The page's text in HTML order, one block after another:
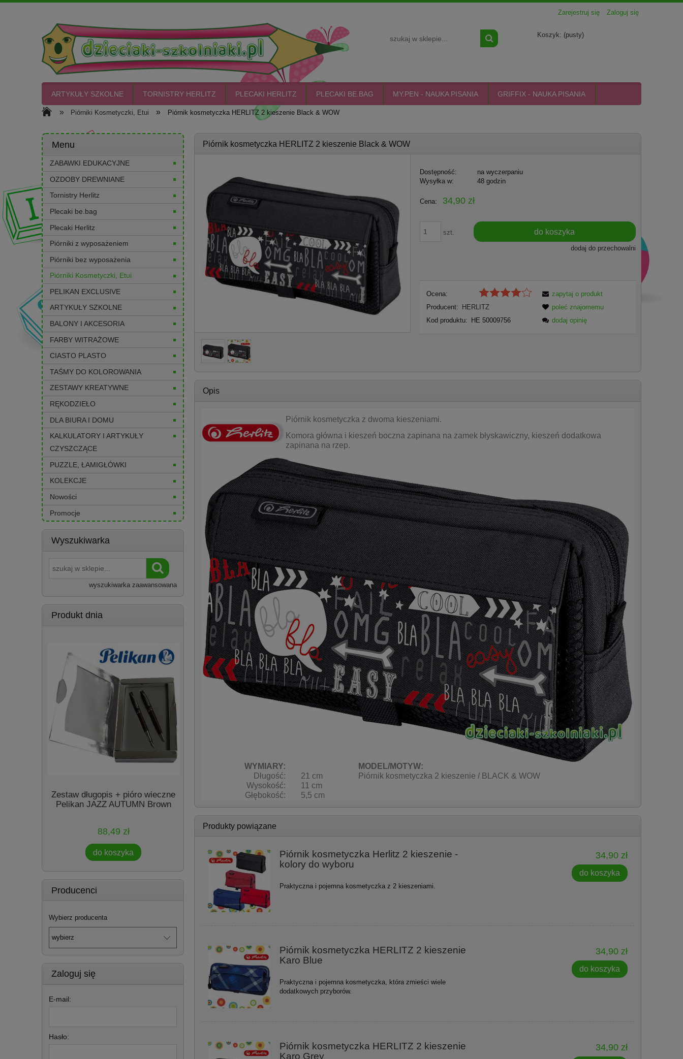
Zarejestruj się Zaloguj się
Koszyk: (pusty)
ARTYKUŁY SZKOLNE TORNISTRY HERLITZ PLECAKI HERLITZ PLECAKI BE.BAG MY.PEN - NAUKA PISANIA GRIFFIX - NAUKA PISANIA
CIASTO PLASTO
» Piórniki Kosmetyczki, Etui » Piórnik kosmetyczka HERLITZ 2 kieszenie Black & WOW
Menu
ZABAWKI EDUKACYJNE
OZDOBY DREWNIANE
Tornistry Herlitz
Plecaki be.bag
Plecaki Herlitz
Piórniki z wyposażeniem
Piórniki bez wyposażenia
Piórniki Kosmetyczki, Etui
PELIKAN EXCLUSIVE
ARTYKUŁY SZKOLNE
BALONY I AKCESORIA
FARBY WITRAŻOWE
CIASTO PLASTO
TAŚMY DO KOLOROWANIA
ZESTAWY KREATYWNE
RĘKODZIEŁO
DLA BIURA I DOMU
KALKULATORY I ARTYKUŁY
CZYSZCZĄCE
PUZZLE, ŁAMIGŁÓWKI
KOLEKCJE
Nowości
Promocje
Wyszukiwarka
wyszukiwarka zaawansowana
Produkt dnia
Zestaw długopis + pióro wieczne
Pelikan JAZZ AUTUMN Brown
88,49 zł
do koszyka
Producenci
Wybierz producenta
Zaloguj się
E-mail:
Hasło:
Piórnik kosmetyczka HERLITZ 2 kieszenie Black & WOW
Dostępność:
na wyczerpaniu
Wysyłka w:
48 godzin
Cena: 34,90 zł
szt. do koszyka
dodaj do przechowalni
Ocena:
Producent:
HERLITZ
Kod produktu:
HE 50009756
zapytaj o produkt
poleć znajomemu
dodaj opinię
Opis
Piórnik kosmetyczka z dwoma kieszeniami.
Komora główna i kieszeń boczna zapinana na zamek błyskawiczny, kieszeń dodatkowa
zapinana na rzep.
WYMIARY:
MODEL/MOTYW:
Długość:
21 cm
Piórnik kosmetyczka 2 kieszenie / BLACK & WOW
Wysokość:
11 cm
Głębokość:
5,5 cm
Produkty powiązane
Piórnik kosmetyczka Herlitz 2 kieszenie -
kolory do wyboru
Praktyczna i pojemna kosmetyczka z 2 kieszeniami.
34,90 zł
do koszyka
Piórnik kosmetyczka HERLITZ 2 kieszenie
Karo Blue
Praktyczna i pojemna kosmetyczka, która zmieści wiele
dodatkowych przyborów.
34,90 zł
do koszyka
Piórnik kosmetyczka HERLITZ 2 kieszenie
Karo Grey
34,90 zł